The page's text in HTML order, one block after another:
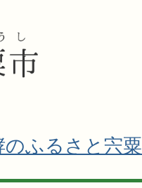
のふるさと宍粟